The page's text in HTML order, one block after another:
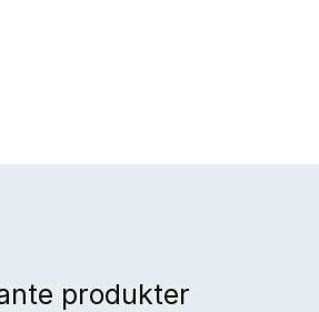
produkter